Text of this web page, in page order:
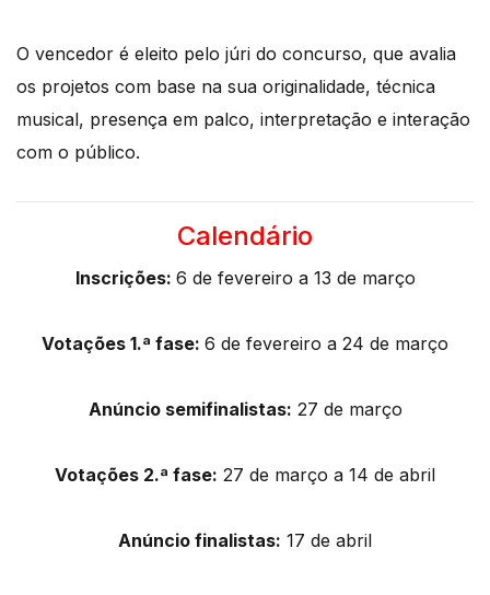
O vencedor é eleito pelo júri do concurso, que avalia
os projetos com base na sua originalidade, técnica
musical, presença em palco, interpretação e interação
com o público.
Calendário
Inscrições: 6 de fevereiro a 13 de março
Votações 1.ª fase: 6 de fevereiro a 24 de março
Anúncio semifinalistas: 27 de março
Votações 2.ª fase: 27 de março a 14 de abril
Anúncio finalistas: 17 de abril